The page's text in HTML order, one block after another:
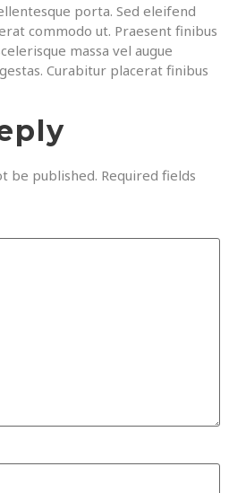
porta. Sed eleifend
commodo ut. Praesent finibus
massa vel augue
Curabitur placerat finibus
be published. Required fields